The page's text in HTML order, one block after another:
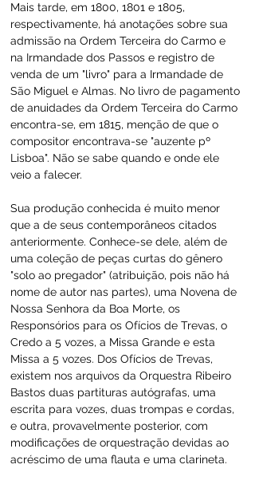
Mais tarde, em 1800, 1801 e 1805,
respectivamente, há anotações sobre sua
admissão na Ordem Terceira do Carmo e
na Irmandade dos Passos e registro de
venda de um "livro" para a Irmandade de
São Miguel e Almas. No livro de pagamento
de anuidades da Ordem Terceira do Carmo
encontra-se, em 1815, menção de que o
compositor encontrava-se "auzente pº
Lisboa". Não se sabe quando e onde ele
veio a falecer.
Sua produção conhecida é muito menor
que a de seus contemporâneos citados
anteriormente. Conhece-se dele, além de
uma coleção de peças curtas do gênero
"solo ao pregador" (atribuição, pois não há
nome de autor nas partes), uma Novena de
Nossa Senhora da Boa Morte, os
Responsórios para os Ofícios de Trevas, o
Credo a 5 vozes, a Missa Grande e esta
Missa a 5 vozes. Dos Ofícios de Trevas,
existem nos arquivos da Orquestra Ribeiro
Bastos duas partituras autógrafas, uma
escrita para vozes, duas trompas e cordas,
e outra, provavelmente posterior, com
modificações de orquestração devidas ao
acréscimo de uma flauta e uma clarineta.